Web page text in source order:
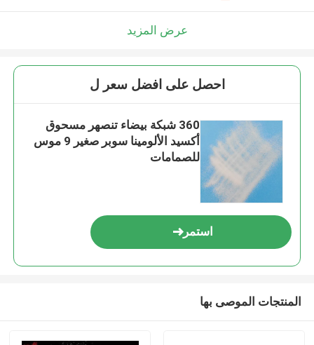
عرض المزيد
احصل على افضل سعر ل
360 شبكة بيضاء تنصهر مسحوق
أكسيد الألومينا سوبر صغير 9 موس
للصمامات
استمر
المنتجات الموصى بها